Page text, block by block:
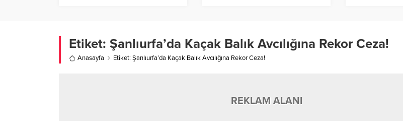
Etiket: Şanlıurfa’da Kaçak Balık Avcılığına Rekor Ceza!
Anasayfa Etiket: Şanlıurfa’da Kaçak Balık Avcılığına Rekor Ceza!
REKLAM ALANI